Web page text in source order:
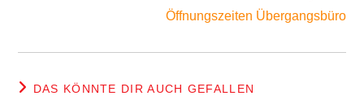
Öffnungszeiten Übergangsbüro
DAS KÖNNTE DIR AUCH GEFALLEN